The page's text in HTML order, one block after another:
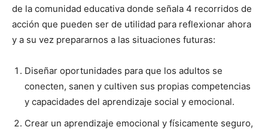
de la comunidad educativa donde señala 4 recorridos de
acción que pueden ser de utilidad para reflexionar ahora
y a su vez prepararnos a las situaciones futuras:
Diseñar oportunidades para que los adultos se
conecten, sanen y cultiven sus propias competencias
y capacidades del aprendizaje social y emocional.
Crear un aprendizaje emocional y físicamente seguro,